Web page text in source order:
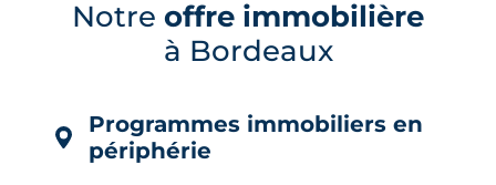
On fait le point sur ce qui change
vraiment pour votre projet d'achat et
sur les conditions d'emprunt cet été.
Notre offre immobilière
à Bordeaux
Programmes immobiliers en
périphérie